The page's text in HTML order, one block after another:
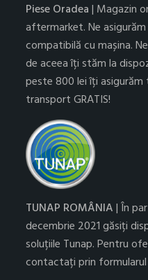
Piese Oradea| Magazin
aftermarket. Ne
compatibilă cu mașina.
de aceea îți stăm la
peste 800 lei îți asigurăm
transport GRATIS!
TUNAP ROMÂNIA| În
decembrie 2021 găsiți
soluțiile Tunap. Pentru
contactați prin